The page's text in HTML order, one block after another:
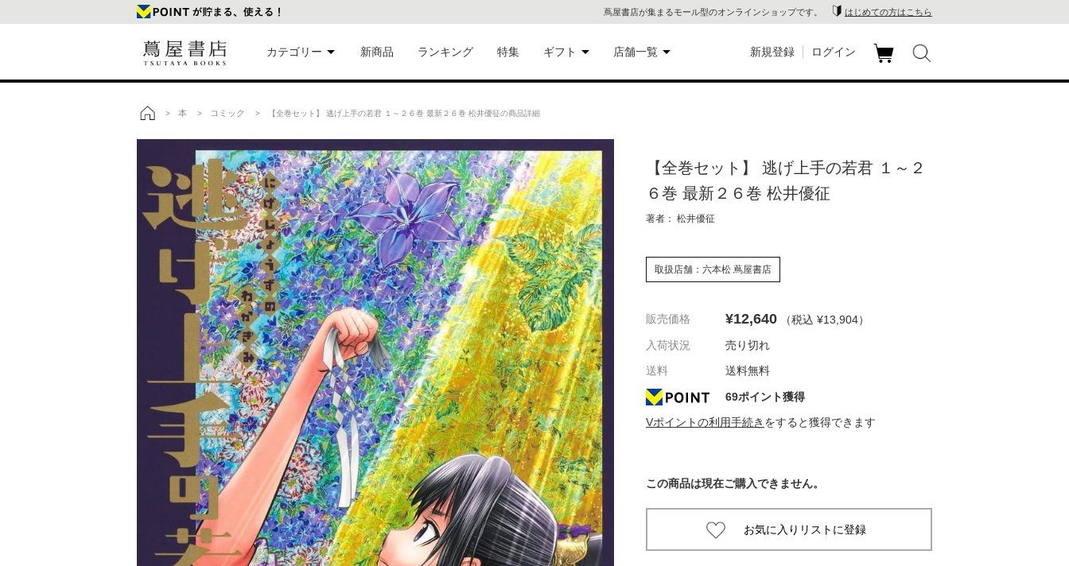
蔦屋書店が集まるモール型のオンラインショップです。 はじめての方はこちら
カテゴリー
美術品
本
映像・音
楽
文具
雑貨
家電
食品
eギフト
新商品 ランキング 特集 ギフト
ギフトにおすすめ
eギフト
店舗一覧
代官山 蔦
屋書店
書店
六本木 蔦
屋書店
京都 蔦屋
書店
新規登録 ログイン
> 本 > コミック > 【全巻セット】 逃げ上手の若君 １～２６巻 最新２６巻 松井優征の商品詳細
【全巻セット】 逃げ上手の若君 １～２
６巻 最新２６巻 松井優征
著者： 松井優征
取扱店舗：六本松 蔦屋書店
販売価格 ¥12,640 （税込 ¥13,904）
入荷状況
売り切れ
送料
送料無料
69ポイント獲得
Vポイントの利用手続き をすると獲得できます
この商品は現在ご購入できません。